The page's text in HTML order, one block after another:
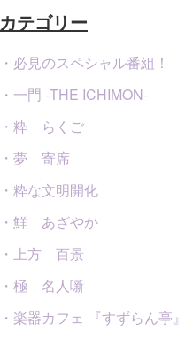
カテゴリー
・必見のスペシャル番組！
・一門 -THE ICHIMON-
・粋 らくご
・夢 寄席
・粋な文明開化
・鮮 あざやか
・上方 百景
・極 名人噺
・楽器カフェ 『すずらん亭』